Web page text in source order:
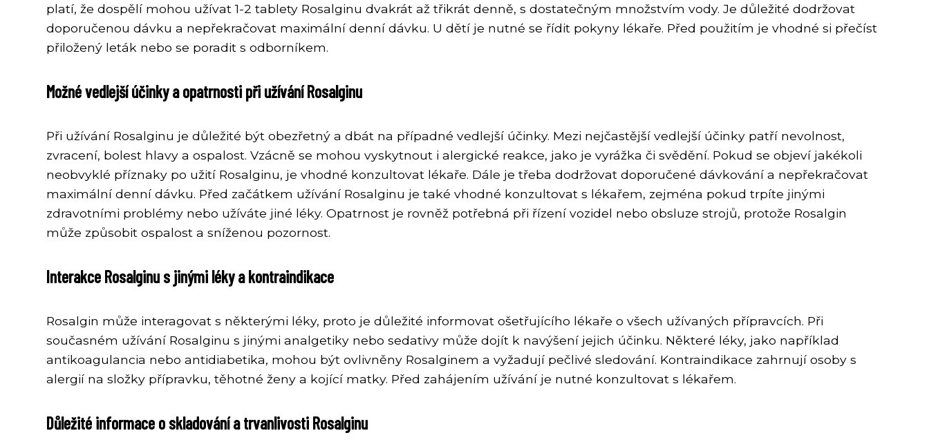
platí, že dospělí mohou užívat 1-2 tablety Rosalginu dvakrát až třikrát denně, s dostatečným množstvím vody. Je důležité dodržovat
doporučenou dávku a nepřekračovat maximální denní dávku. U dětí je nutné se řídit pokyny lékaře. Před použitím je vhodné si přečíst
přiložený leták nebo se poradit s odborníkem.
Možné vedlejší účinky a opatrnosti při užívání Rosalginu
Při užívání Rosalginu je důležité být obezřetný a dbát na případné vedlejší účinky. Mezi nejčastější vedlejší účinky patří nevolnost,
zvracení, bolest hlavy a ospalost. Vzácně se mohou vyskytnout i alergické reakce, jako je vyrážka či svědění. Pokud se objeví jakékoli
neobvyklé příznaky po užití Rosalginu, je vhodné konzultovat lékaře. Dále je třeba dodržovat doporučené dávkování a nepřekračovat
maximální denní dávku. Před začátkem užívání Rosalginu je také vhodné konzultovat s lékařem, zejména pokud trpíte jinými
zdravotními problémy nebo užíváte jiné léky. Opatrnost je rovněž potřebná při řízení vozidel nebo obsluze strojů, protože Rosalgin
může způsobit ospalost a sníženou pozornost.
Interakce Rosalginu s jinými léky a kontraindikace
Rosalgin může interagovat s některými léky, proto je důležité informovat ošetřujícího lékaře o všech užívaných přípravcích. Při
současném užívání Rosalginu s jinými analgetiky nebo sedativy může dojít k navýšení jejich účinku. Některé léky, jako například
antikoagulancia nebo antidiabetika, mohou být ovlivněny Rosalginem a vyžadují pečlivé sledování. Kontraindikace zahrnují osoby s
alergií na složky přípravku, těhotné ženy a kojící matky. Před zahájením užívání je nutné konzultovat s lékařem.
Důležité informace o skladování a trvanlivosti Rosalginu